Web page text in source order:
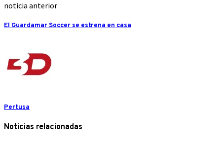
noticia anterior
El Guardamar Soccer se estrena en casa
Pertusa
Noticias relacionadas